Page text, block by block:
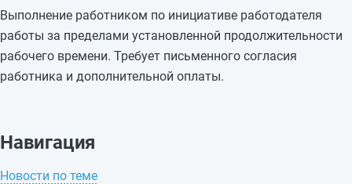
Выполнение работником по инициативе работодателя
работы за пределами установленной продолжительности
рабочего времени. Требует письменного согласия
работника и дополнительной оплаты.
Навигация
Новости по теме